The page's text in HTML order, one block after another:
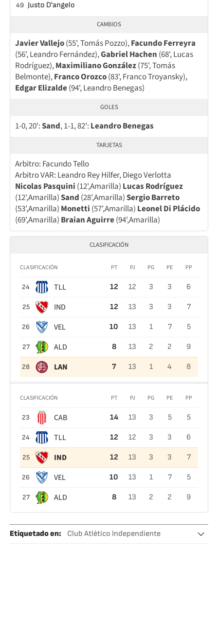
49 Justo D'angelo
CAMBIOS
Javier Vallejo(55', Tomás Pozzo),Facundo Ferreyra
(56', Leandro Fernández),Gabriel Hachen (68', Lucas
Rodríguez),Maximiliano González(75', Tomás
Belmonte),Franco Orozco(83', Franco Troyansky),
Edgar Elizalde(94', Leandro Benegas)
GOLES
1-0, 20':Sand, 1-1, 82': Leandro Benegas
TARJETAS
Arbitro: Facundo Tello
Arbitro VAR: Leandro Rey Hilfer, Diego Verlotta
Nicolas Pasquini (12',Amarilla) Lucas Rodríguez
(12',Amarilla)Sand (28',Amarilla)Sergio Barreto
(53',Amarilla) Monetti (57',Amarilla) Leonel Di Plácido
(69',Amarilla) Braian Aguirre(94',Amarilla)
CLASIFICACIÓN
CLASIFICACIÓN PT PJ PG PE PP
24 TLL 12 12 3 3 6
25 IND 12 13 3 3 7
26 VEL 10 13 1 7 5
27 ALD 8 13 2 2 9
28 LAN 7 13 1 4 8
CLASIFICACIÓN PT PJ PG PE PP
23 CAB 14 13 3 5 5
24 TLL 12 12 3 3 6
25 IND 12 13 3 3 7
26 VEL 10 13 1 7 5
27 ALD 8 13 2 2 9
Etiquetado en:
Club Atlético Independiente